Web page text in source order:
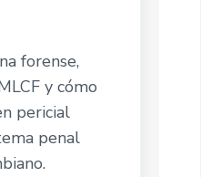
forense,
y cómo
pericial
penal